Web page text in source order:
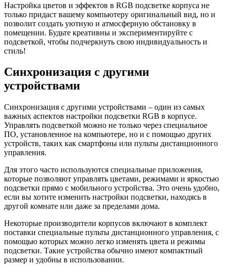
Настройка цветов и эффектов в RGB подсветке корпуса не
только придаст вашему компьютеру оригинальный вид, но и
позволит создать уютную и атмосферную обстановку в
помещении. Будьте креативны и экспериментируйте с
подсветкой, чтобы подчеркнуть свою индивидуальность и
стиль!
Синхронизация с другими
устройствами
Синхронизация с другими устройствами – один из самых
важных аспектов настройки подсветки RGB в корпусе.
Управлять подсветкой можно не только через специальное
ПО, установленное на компьютере, но и с помощью других
устройств, таких как смартфоны или пульты дистанционного
управления.
Для этого часто используются специальные приложения,
которые позволяют управлять цветами, режимами и яркостью
подсветки прямо с мобильного устройства. Это очень удобно,
если вы хотите изменить настройки подсветки, находясь в
другой комнате или даже за пределами дома.
Некоторые производители корпусов включают в комплект
поставки специальные пульты дистанционного управления, с
помощью которых можно легко изменять цвета и режимы
подсветки. Такие устройства обычно имеют компактный
размер и удобны в использовании.